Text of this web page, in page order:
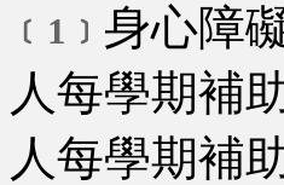
﹝1﹞ 身心障
人每學期補
人每學期補